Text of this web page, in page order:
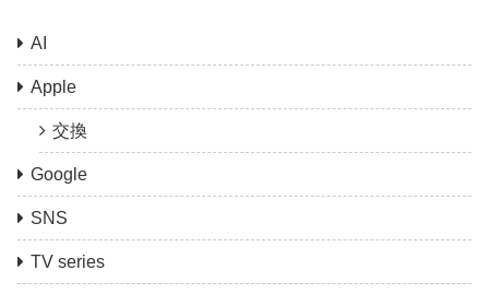
AI
Apple
交換
Google
SNS
TV series